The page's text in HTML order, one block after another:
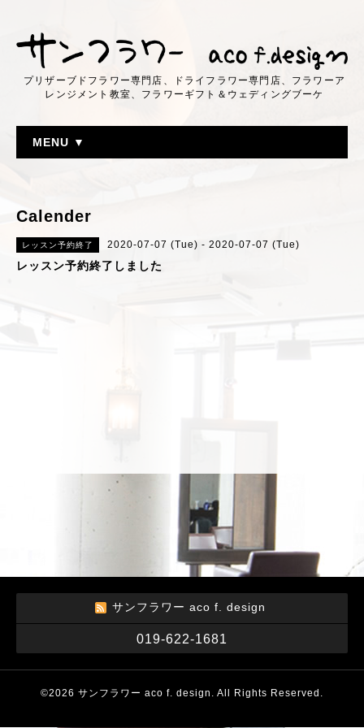
プリザーブドフラワー専門店、ドライフラワー専門店、フラワーア
レンジメント教室、フラワーギフト＆ウェディングブーケ
MENU ▼
Calender
レッスン予約終了 2020-07-07 (Tue) - 2020-07-07 (Tue)
レッスン予約終了しました
サンフラワー aco f. design
019-622-1681
©2026 サンフラワー aco f. design . All Rights Reserved.